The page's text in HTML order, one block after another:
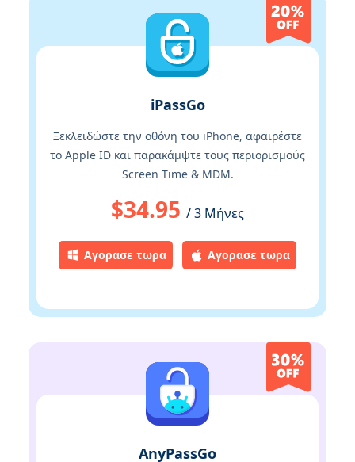
iPassGo
Ξεκλειδώστε την οθόνη του iPhone, αφαιρέστε
το Apple ID και παρακάμψτε τους περιορισμούς
Screen Time & MDM.
$34.95 / 3 Μήνες
Αγορασε τωρα Αγορασε τωρα
AnyPassGo